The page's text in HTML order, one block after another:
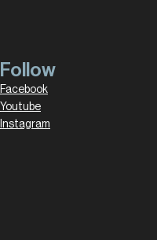
Follow
Facebook
Youtube
Instagram